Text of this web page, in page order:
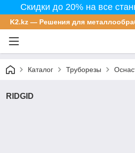
Скидки до 20% на все
K2.kz — Решения для
Каталог Труборезы
RIDGID